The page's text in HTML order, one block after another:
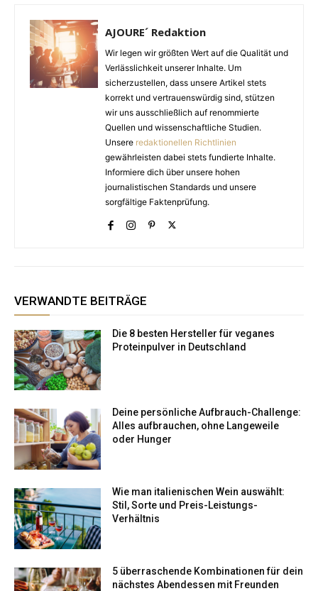
AJOURE´ Redaktion
Wir legen wir größten Wert auf die Qualität und
Verlässlichkeit unserer Inhalte. Um
sicherzustellen, dass unsere Artikel stets
korrekt und vertrauenswürdig sind, stützen
wir uns ausschließlich auf renommierte
Quellen und wissenschaftliche Studien.
Unsere redaktionellen Richtlinien
gewährleisten dabei stets fundierte Inhalte.
Informiere dich über unsere hohen
journalistischen Standards und unsere
sorgfältige Faktenprüfung.
VERWANDTE BEITRÄGE
Die 8 besten Hersteller für veganes
Proteinpulver in Deutschland
Deine persönliche Aufbrauch-Challenge:
Alles aufbrauchen, ohne Langeweile
oder Hunger
Wie man italienischen Wein auswählt:
Stil, Sorte und Preis-Leistungs-
Verhältnis
5 überraschende Kombinationen für dein
nächstes Abendessen mit Freunden